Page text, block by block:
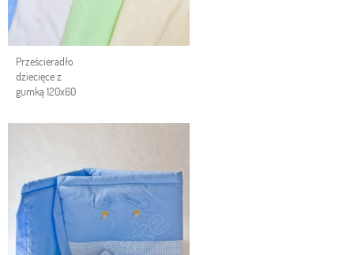
Prześcieradło
dziecięce z
gumką 120x60